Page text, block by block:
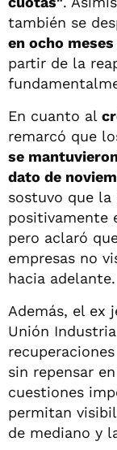
también se
en ocho
partir de la
En cuanto al
remarcó que
se
dato de
sostuvo que
positivamente
pero aclaró
empresas no
hacia adelante.
Además, el ex
Unión
sin repensar
cuestiones
permitan
de mediano y